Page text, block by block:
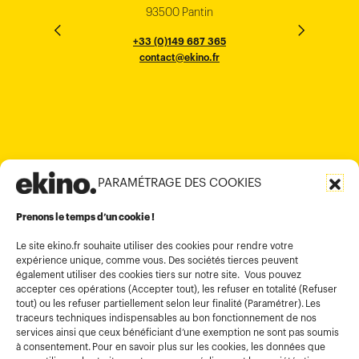
PARAMÉTRAGE DES COOKIES
Prenons le temps d’un cookie !
Le site ekino.fr souhaite utiliser des cookies pour rendre votre
expérience unique, comme vous. Des sociétés tierces peuvent
également utiliser des cookies tiers sur notre site. Vous pouvez
accepter ces opérations (Accepter tout), les refuser en totalité (Refuser
tout) ou les refuser partiellement selon leur finalité (Paramétrer). Les
traceurs techniques indispensables au bon fonctionnement de nos
services ainsi que ceux bénéficiant d’une exemption ne sont pas soumis
à consentement. Pour en savoir plus sur les cookies, les données que
93500 Pantin
+33 (0)149 687 365
contact@ekino.fr
80 Robinson Road
Singapore 068898
+65 6317 6600contact@ekino.sg
THE EMPORIUM, 3rd Floor
184 Le Dai Hanh, Phu Tho Ward
Ho-Chi-Minh City
33000 Bordeaux
+33 (0)5 57 22 76 60
contact@ekino.fr
25F, Paul Y. Centre 51
Hung To Rd, Kwan Tong
Hong Kong
124, Surya Chambers
6th Floor, HAL Old Airport Rd
Murugesh Pallya, Karnataka
NEW YORK
+84909233727
Informations légales
Conditions générales d’utilisation
Politique de confidentialité
Politique cookies
Gestion des cookies
Index égalité